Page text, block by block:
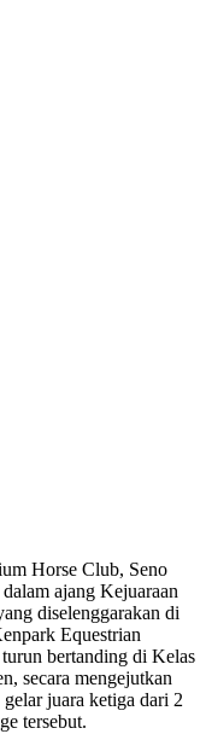
Horse Club, Seno
ajang Kejuaraan
diselenggarakan di
Equestrian
bertanding di Kelas
secara mengejutkan
juara ketiga dari 2
tersebut.